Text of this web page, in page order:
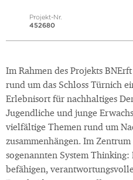
Projekt-Nr.
452680
Im Rahmen des Projekts
rund um das Schloss Türnich
Erlebnisort für nachhaltiges
Jugendliche und junge
vielfältige Themen rund um
zusammenhängen. Im
sogenannten System Thinking:
befähigen,